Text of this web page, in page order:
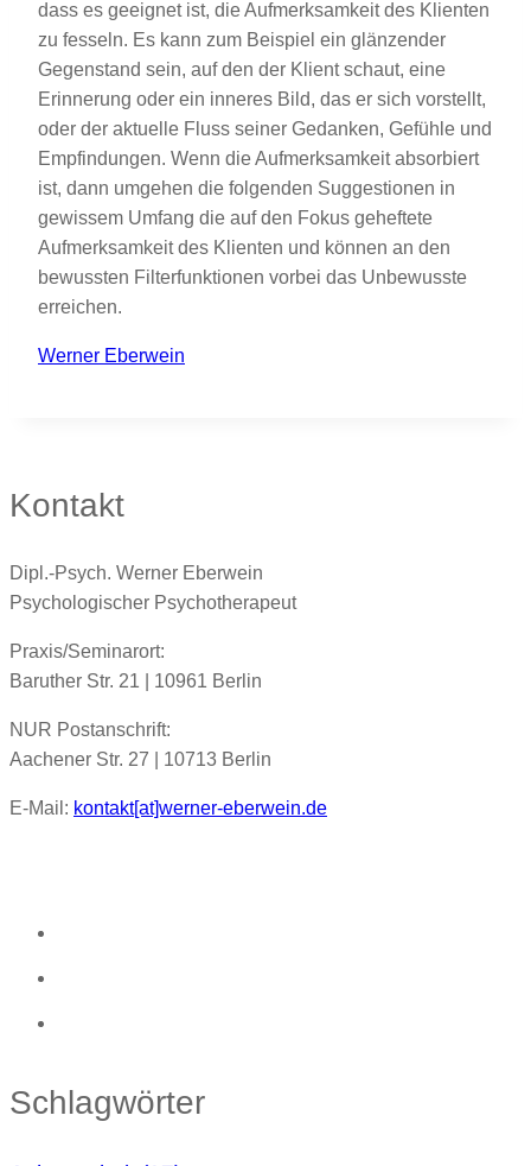
dass es geeignet ist, die Aufmerksamkeit des Klienten
zu fesseln. Es kann zum Beispiel ein glänzender
Gegenstand sein, auf den der Klient schaut, eine
Erinnerung oder ein inneres Bild, das er sich vorstellt,
oder der aktuelle Fluss seiner Gedanken, Gefühle und
Empfindungen. Wenn die Aufmerksamkeit absorbiert
ist, dann umgehen die folgenden Suggestionen in
gewissem Umfang die auf den Fokus geheftete
Aufmerksamkeit des Klienten und können an den
bewussten Filterfunktionen vorbei das Unbewusste
erreichen.
Werner Eberwein
Kontakt
Dipl.-Psych. Werner Eberwein
Psychologischer Psychotherapeut
Praxis/Seminarort:
Baruther Str. 21 | 10961 Berlin
NUR Postanschrift:
Aachener Str. 27 | 10713 Berlin
E-Mail: kontakt[at]werner-eberwein.de
Schlagwörter